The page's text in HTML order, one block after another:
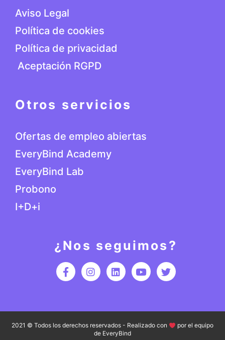
Aviso Legal
Política de cookies
Política de privacidad
Aceptación RGPD
Otros servicios
Ofertas de empleo abiertas
EveryBind Academy
EveryBind Lab
Probono
I+D+i
¿Nos seguimos?
2021 © Todos los derechos reservados - Realizado con
por el equipo
de EveryBind